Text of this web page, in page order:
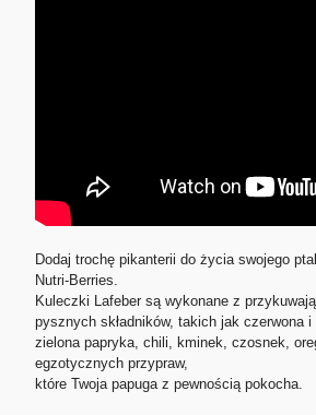
Dodaj trochę pikanterii do życia swojego
Nutri-Berries.
Kuleczki Lafeber są wykonane z
pysznych składników, takich jak czerwona i
zielona papryka, chili, kminek, czosnek,
egzotycznych przypraw,
które Twoja papuga z pewnością pokocha.